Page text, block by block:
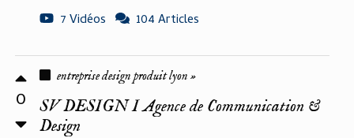
7 Vidéos
104 Articles
0
entreprise design produit lyon »
SV DESIGN I Agence de Communication &
Design